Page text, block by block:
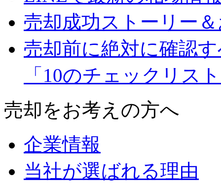
売却成功ストーリー
売却前に絶対に確認
「10のチェックリス
売却をお考えの方へ
企業情報
当社が選ばれる理由